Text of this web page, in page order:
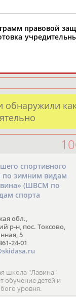
обнаружили
спортивного
по зимним видам
(ШВСМ по
спорта
обл.,
р-н, пос. Токсово,
5
24-01
школа "Лавина"
обучение детей и
уровня.
правовой